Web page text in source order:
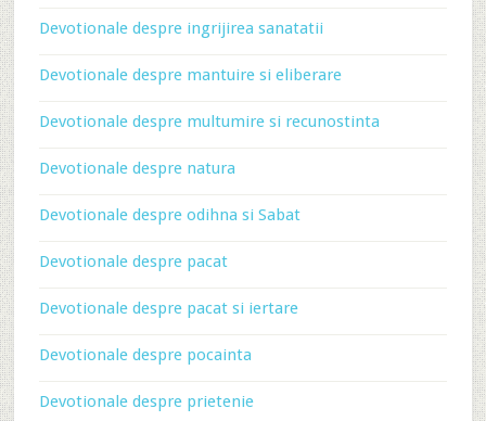
Devotionale despre ingrijirea sanatatii
Devotionale despre mantuire si eliberare
Devotionale despre multumire si recunostinta
Devotionale despre natura
Devotionale despre odihna si Sabat
Devotionale despre pacat
Devotionale despre pacat si iertare
Devotionale despre pocainta
Devotionale despre prietenie